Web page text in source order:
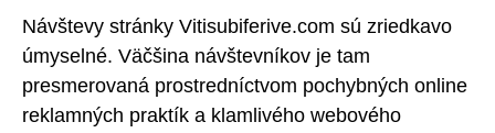
Návštevy stránky Vitisubiferive.com sú zriedkavo
úmyselné. Väčšina návštevníkov je tam
presmerovaná prostredníctvom pochybných online
reklamných praktík a klamlivého webového